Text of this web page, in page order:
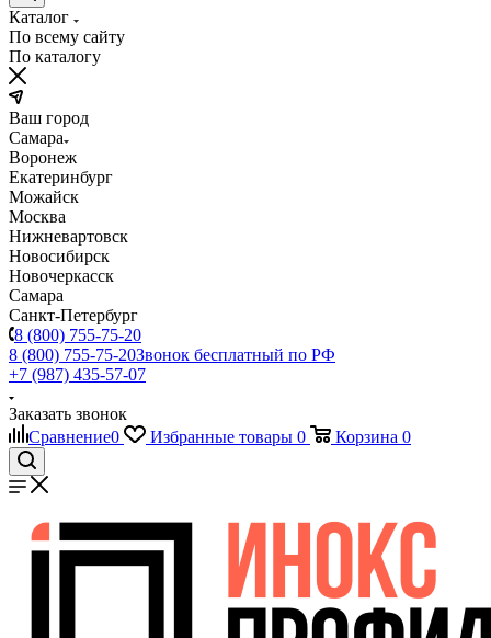
Каталог
По всему сайту
По каталогу
Ваш город
Самара
Воронеж
Екатеринбург
Можайск
Москва
Нижневартовск
Новосибирск
Новочеркасск
Самара
Санкт-Петербург
8 (800) 755-75-20
8 (800) 755-75-20Звонок бесплатный по РФ
+7 (987) 435-57-07
Заказать звонок
Сравнение0 Избранные товары 0 Корзина 0